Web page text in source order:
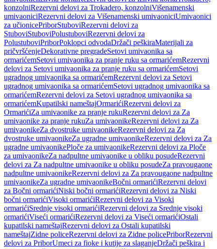
konzolniRezervni delovi za Trokadero, konzolniVišenamenski
umivaoniciRezervni delovi za Višenamenski umivaoniciUmivaonici
za učionicePriborStuboviRezervni delovi za
StuboviStuboviPolustuboviRezervni delovi za
PolustuboviPriborPoklopci odvodaDržači peškiraMaterijali za
pričvršćenjeDekorativne pregradeSetovi umivaonika sa
ormarićemSetovi umivaonika za pranje ruku sa ormarićemRezervni
delovi za Setovi umivaonika za pranje ruku sa ormarićemSetovi
ugradnog umivaonika sa ormarićemRezervni delovi za Setovi
ugradnog umivaonika sa ormarićemSetovi ugradnog umivaonika sa
ormarićemRezervni delovi za Setovi ugradnog umivaonika sa
ormarićemKupatilski nameštajOrmarićiRezervni delovi za
OrmarićiZa umivaonike za pranje rukuRezervni delovi za Za
umivaonike za pranje rukuZa umivaonikeRezervni delovi za Za
umivaonikeZa dvostruke umivaonikeRezervni delovi za Za
dvostruke umivaonikeZa ugradne umivaonikeRezervni delovi za Za
ugradne umivaonikePloče za umivaonikeRezervni delovi za Ploče
za umivaonikeZa nadpultne umivaonike u obliku posudeRezervni
delovi za Za nadpultne umivaonike u obliku posudeZa pravougaone
nadpultne umivaonikeRezervni delovi za Za pravougaone nadpultne
umivaonikeZa ugradne umivaonikeBočni ormarićiRezervni delovi
za Bočni ormarićiNiski bočni ormarićiRezervni delovi za Niski
bočni ormarićiVisoki ormarićiRezervni delovi za Visoki
ormarićiSrednje visoki ormarićiRezervni delovi za Srednje visoki
ormarićiViseći ormarićiRezervni delovi za Viseći ormarićiOstali
kupatilski nameštajRezervni delovi za Ostali kupatilski
nameštajZidne policeRezervni delovi za Zidne policePriborRezervni
delovi za PriborUmeci za fioke i kutije za slaganjeDržači peškira i